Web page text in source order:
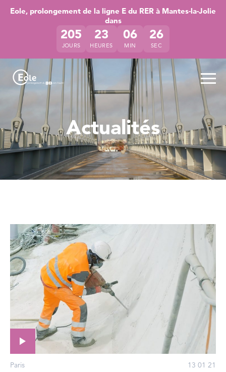
Accéder directement au contenu de la page
Accéder à la navigation principale
Accéder à la recherche
Eole, prolongement de la ligne E du RER à Mantes-la-Jolie
dans
205
JOURS
23
HEURES
06
MIN
26
SEC
Actualités
Paris 13 01 21